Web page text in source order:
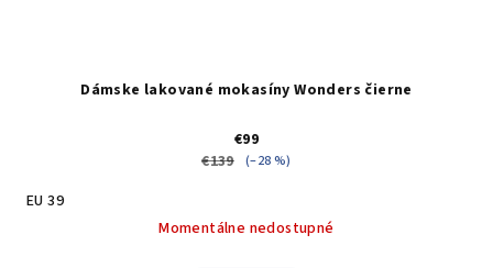
Dámske lakované mokasíny Wonders čierne
€99
€139 (–28 %)
EU 39
Momentálne nedostupné